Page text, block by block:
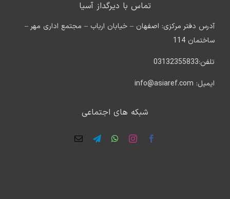
تماس با دیرگداز آسیا
آدرس دفتر مرکزی: اصفهان – خیابان ارباب – مجتمع اداری مهر –
ساختمان 114
تلفن:03132355833
ایمیل: info@asiaref.com
شبکه های اجتماعی